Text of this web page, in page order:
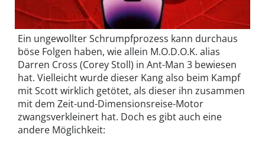
Ein ungewollter Schrumpfprozess kann durchaus
böse Folgen haben, wie allein M.O.D.O.K. alias
Darren Cross (Corey Stoll) in Ant-Man 3 bewiesen
hat. Vielleicht wurde dieser Kang also beim Kampf
mit Scott wirklich getötet, als dieser ihn zusammen
mit dem Zeit-und-Dimensionsreise-Motor
zwangsverkleinert hat. Doch es gibt auch eine
andere Möglichkeit: